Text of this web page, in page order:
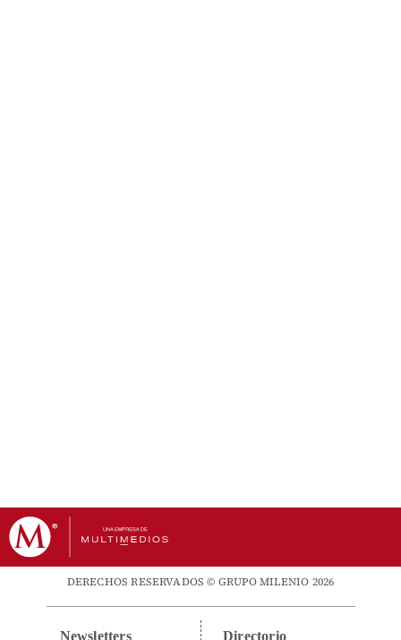
DERECHOS RESERVADOS © GRUPO MILENIO 2026
Newsletters Directorio